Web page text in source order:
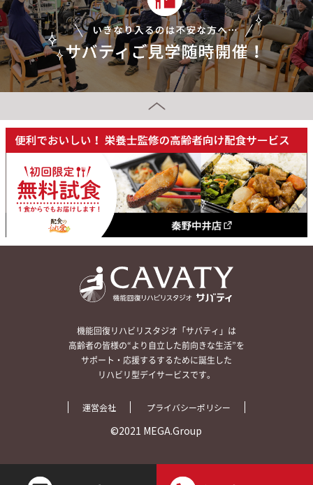
機能回復リハビリスタジオ「サバティ」は
高齢者の皆様の“より自立した前向きな生活”を
サポート・応援するするために誕生した
リハビリ型デイサービスです。
運営会社 プライバシーポリシー
©2021 MEGA.Group